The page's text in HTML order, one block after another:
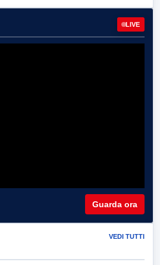
LIVE
Guarda ora
VEDI TUTTI